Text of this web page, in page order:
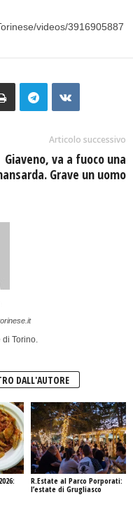
videos/3916905887
Articolo successivo
Giaveno, va a fuoco una
Grave un uomo
Torino.
DALL'AUTORE
R.Estate al Parco Porporati:
l’estate di Grugliasco